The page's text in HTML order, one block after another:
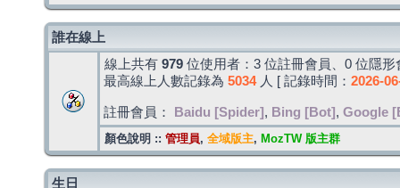
誰在線上
線上共有 979 位使用者：3 位註冊會員、0 位隱
最高線上人數記錄為 5034人 [ 記錄時間： 2026-
註冊會員： Baidu [Spider] , Bing [Bot] , Google
顏色說明 :: 管理員, 全域版主, MozTW 版主群
生日